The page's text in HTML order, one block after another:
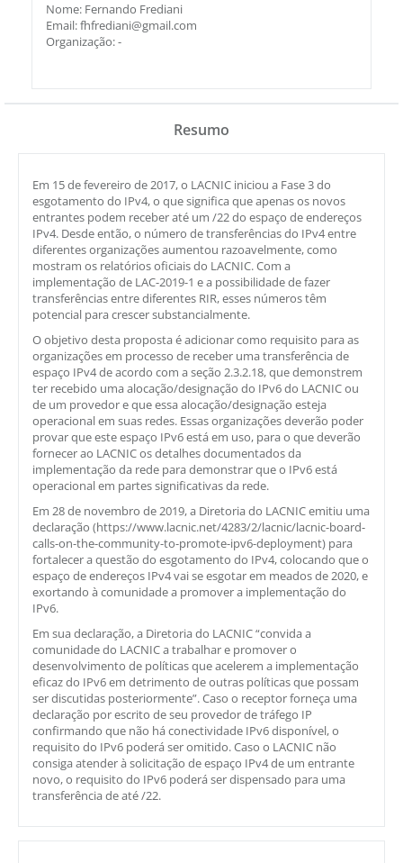
Nome: Fernando Frediani
Email: fhfrediani@gmail.com
Organização: -
Resumo
Em 15 de fevereiro de 2017, o LACNIC iniciou a Fase 3 do
esgotamento do IPv4, o que significa que apenas os novos
entrantes podem receber até um /22 do espaço de endereços
IPv4. Desde então, o número de transferências do IPv4 entre
diferentes organizações aumentou razoavelmente, como
mostram os relatórios oficiais do LACNIC. Com a
implementação de LAC-2019-1 e a possibilidade de fazer
transferências entre diferentes RIR, esses números têm
potencial para crescer substancialmente.
O objetivo desta proposta é adicionar como requisito para as
organizações em processo de receber uma transferência de
espaço IPv4 de acordo com a seção 2.3.2.18, que demonstrem
ter recebido uma alocação/designação do IPv6 do LACNIC ou
de um provedor e que essa alocação/designação esteja
operacional em suas redes. Essas organizações deverão poder
provar que este espaço IPv6 está em uso, para o que deverão
fornecer ao LACNIC os detalhes documentados da
implementação da rede para demonstrar que o IPv6 está
operacional em partes significativas da rede.
Em 28 de novembro de 2019, a Diretoria do LACNIC emitiu uma
declaração (https://www.lacnic.net/4283/2/lacnic/lacnic-board-
calls-on-the-community-to-promote-ipv6-deployment) para
fortalecer a questão do esgotamento do IPv4, colocando que o
espaço de endereços IPv4 vai se esgotar em meados de 2020, e
exortando à comunidade a promover a implementação do
IPv6.
Em sua declaração, a Diretoria do LACNIC “convida a
comunidade do LACNIC a trabalhar e promover o
desenvolvimento de políticas que acelerem a implementação
eficaz do IPv6 em detrimento de outras políticas que possam
ser discutidas posteriormente”. Caso o receptor forneça uma
declaração por escrito de seu provedor de tráfego IP
confirmando que não há conectividade IPv6 disponível, o
requisito do IPv6 poderá ser omitido. Caso o LACNIC não
consiga atender à solicitação de espaço IPv4 de um entrante
novo, o requisito do IPv6 poderá ser dispensado para uma
transferência de até /22.